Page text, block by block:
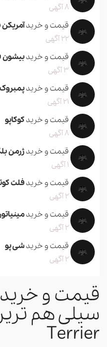
8 آگهی
قیمت و خریدآمریکن
22 آگهی
قیمت و خریدبیشون
3 آگهی
قیمت و خرید
21 آگهی
قیمت و خریدکوکاپو
8 آگهی
قیمت و خریدژرمن
1 آگهی
قیمت و خریدفلت
2 آگهی
قیمت و خرید
2 آگهی
قیمت و خریدشی پو
2 آگهی
قیمت و
Terrier